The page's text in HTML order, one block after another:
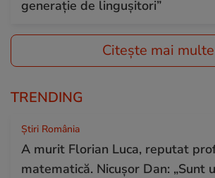
generație de lingușitori”
Citește mai multe
TRENDING
Știri România
A murit Florian Luca, reputat
matematică. Nicușor Dan: „Sunt